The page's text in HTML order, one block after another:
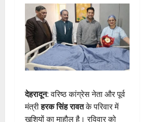
देहरादून: वरिष्ठ कांग्रेस नेता और पूर्व
मंत्रीहरक सिंह रावतके परिवार में
खुशियों का माहौल है। रविवार को